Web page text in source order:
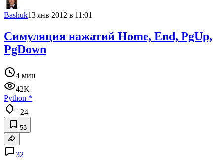
Bashuk13 янв 2012 в 11:01
Симуляция нажатий Home, End, PgUp,
PgDown
4 мин
42K
Python *
+24
53
32